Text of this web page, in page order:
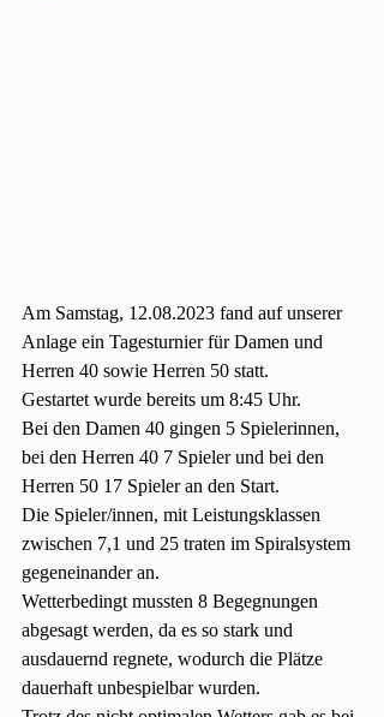
Am Samstag, 12.08.2023 fand auf unserer
Anlage ein Tagesturnier für Damen und
Herren 40 sowie Herren 50 statt.
Gestartet wurde bereits um 8:45 Uhr.
Bei den Damen 40 gingen 5 Spielerinnen,
bei den Herren 40 7 Spieler und bei den
Herren 50 17 Spieler an den Start.
Die Spieler/innen, mit Leistungsklassen
zwischen 7,1 und 25 traten im Spiralsystem
gegeneinander an.
Wetterbedingt mussten 8 Begegnungen
abgesagt werden, da es so stark und
ausdauernd regnete, wodurch die Plätze
dauerhaft unbespielbar wurden.